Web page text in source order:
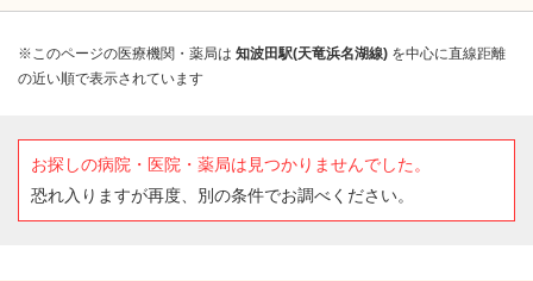
※このページの医療機関・薬局は 知波田駅(天竜浜名湖線) を中心に直線距離
の近い順で表示されています
お探しの病院・医院・薬局は見つかりませんでした。
恐れ入りますが再度、別の条件でお調べください。